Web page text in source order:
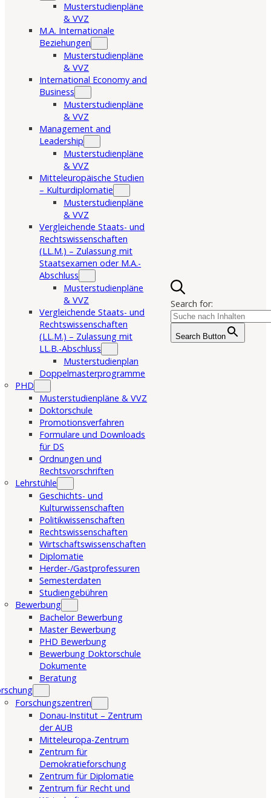
Musterstudienpläne
& VVZ
M.A. Internationale
Beziehungen
Musterstudienpläne
& VVZ
International Economy and
Business
Musterstudienpläne
& VVZ
Management and
Leadership
Musterstudienpläne
& VVZ
Mitteleuropäische Studien
– Kulturdiplomatie
Musterstudienpläne
& VVZ
Vergleichende Staats- und
Rechtswissenschaften
(LL.M.) – Zulassung mit
Staatsexamen oder M.A.-
Abschluss
Musterstudienpläne
& VVZ
Vergleichende Staats- und
Rechtswissenschaften
(LL.M.) – Zulassung mit
LL.B.-Abschluss
Musterstudienplan
Doppelmasterprogramme
PHD
Musterstudienpläne & VVZ
Doktorschule
Promotionsverfahren
Formulare und Downloads
für DS
Ordnungen und
Rechtsvorschriften
Lehrstühle
Geschichts- und
Kulturwissenschaften
Politikwissenschaften
Rechtswissenschaften
Wirtschaftswissenschaften
Diplomatie
Herder-/Gastprofessuren
Semesterdaten
Studiengebühren
Bewerbung
Bachelor Bewerbung
Master Bewerbung
PHD Bewerbung
Bewerbung Doktorschule
Dokumente
Beratung
Forschungszentren
Donau-Institut – Zentrum
der AUB
Mitteleuropa-Zentrum
Zentrum für
Demokratieforschung
Zentrum für Diplomatie
Zentrum für Recht und
Search for:
Search Button